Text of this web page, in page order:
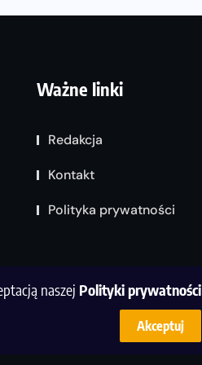
naszej Polityki prywatności
Akceptuj
Ważne linki
Redakcja
Kontakt
Polityka prywatności